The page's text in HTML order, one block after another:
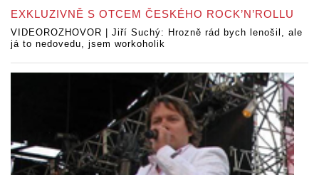
EXKLUZIVNĚ S OTCEM ČESKÉHO ROCK’N’ROLLU
VIDEOROZHOVOR | Jiří Suchý: Hrozně rád bych lenošil, ale
já to nedovedu, jsem workoholik